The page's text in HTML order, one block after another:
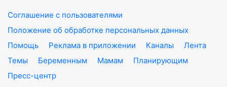
Соглашение с пользователями
Положение об обработке персональных данных
Помощь
Реклама в приложении Каналы
Лента
Темы
Беременным Мамам
Планирующим
Пресс-центр